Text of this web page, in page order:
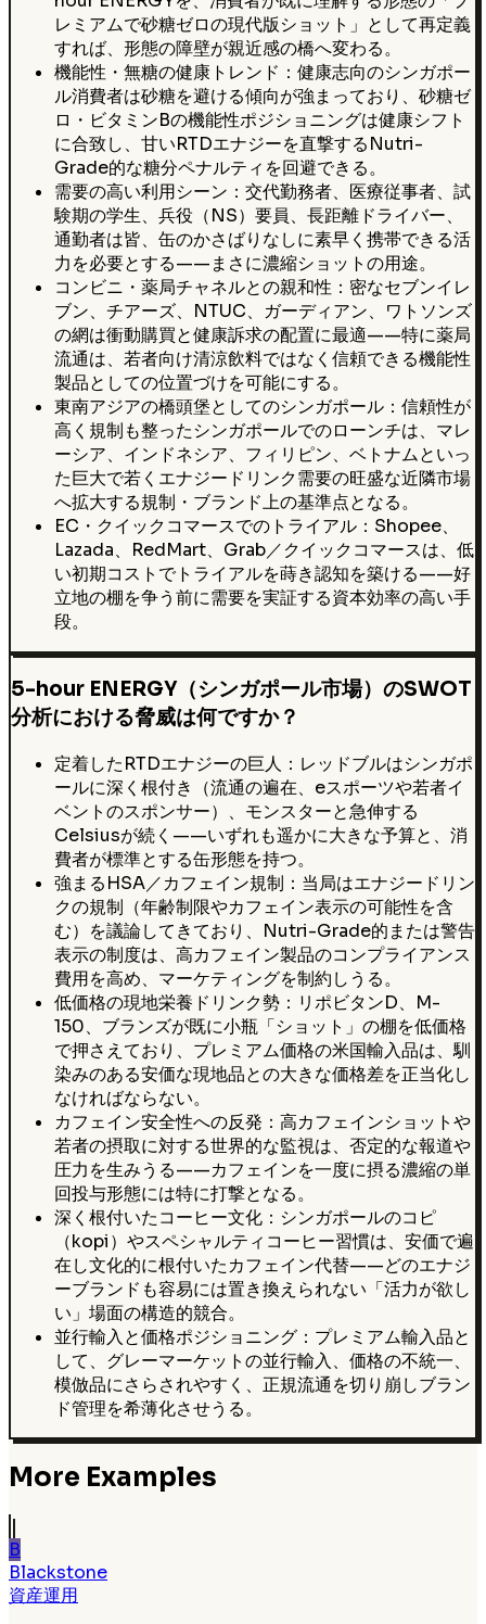
レミアムで砂糖ゼロの現代版ショット」として再定義
すれば、形態の障壁が親近感の橋へ変わる。
機能性・無糖の健康トレンド：健康志向のシンガポー
ル消費者は砂糖を避ける傾向が強まっており、砂糖ゼ
ロ・ビタミンBの機能性ポジショニングは健康シフト
に合致し、甘いRTDエナジーを直撃するNutri-
Grade的な糖分ペナルティを回避できる。
需要の高い利用シーン：交代勤務者、医療従事者、試
験期の学生、兵役（NS）要員、長距離ドライバー、
通勤者は皆、缶のかさばりなしに素早く携帯できる活
力を必要とする——まさに濃縮ショットの用途。
コンビニ・薬局チャネルとの親和性：密なセブンイレ
ブン、チアーズ、NTUC、ガーディアン、ワトソンズ
の網は衝動購買と健康訴求の配置に最適——特に薬局
流通は、若者向け清涼飲料ではなく信頼できる機能性
製品としての位置づけを可能にする。
東南アジアの橋頭堡としてのシンガポール：信頼性が
高く規制も整ったシンガポールでのローンチは、マレ
ーシア、インドネシア、フィリピン、ベトナムといっ
た巨大で若くエナジードリンク需要の旺盛な近隣市場
へ拡大する規制・ブランド上の基準点となる。
EC・クイックコマースでのトライアル：Shopee、
Lazada、RedMart、Grab／クイックコマースは、低
い初期コストでトライアルを蒔き認知を築ける——好
立地の棚を争う前に需要を実証する資本効率の高い手
段。
5-hour ENERGY（シンガポール市場）のSWOT
分析における脅威は何ですか？
定着したRTDエナジーの巨人：レッドブルはシンガポ
ールに深く根付き（流通の遍在、eスポーツや若者イ
ベントのスポンサー）、モンスターと急伸する
Celsiusが続く——いずれも遥かに大きな予算と、消
費者が標準とする缶形態を持つ。
強まるHSA／カフェイン規制：当局はエナジードリン
クの規制（年齢制限やカフェイン表示の可能性を含
む）を議論してきており、Nutri-Grade的または警告
表示の制度は、高カフェイン製品のコンプライアンス
費用を高め、マーケティングを制約しうる。
低価格の現地栄養ドリンク勢：リポビタンD、M-
150、ブランズが既に小瓶「ショット」の棚を低価格
で押さえており、プレミアム価格の米国輸入品は、馴
染みのある安価な現地品との大きな価格差を正当化し
なければならない。
カフェイン安全性への反発：高カフェインショットや
若者の摂取に対する世界的な監視は、否定的な報道や
圧力を生みうる——カフェインを一度に摂る濃縮の単
回投与形態には特に打撃となる。
深く根付いたコーヒー文化：シンガポールのコピ
（kopi）やスペシャルティコーヒー習慣は、安価で遍
在し文化的に根付いたカフェイン代替——どのエナジ
ーブランドも容易には置き換えられない「活力が欲し
い」場面の構造的競合。
並行輸入と価格ポジショニング：プレミアム輸入品と
して、グレーマーケットの並行輸入、価格の不統一、
模倣品にさらされやすく、正規流通を切り崩しブラン
ド管理を希薄化させうる。
More Examples
B
Blackstone
資産運用